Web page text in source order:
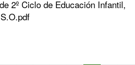
2º Ciclo de Educación Infantil,